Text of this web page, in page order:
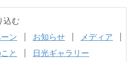
込む
ン お知らせ
メディア
と 日光ギャラリー